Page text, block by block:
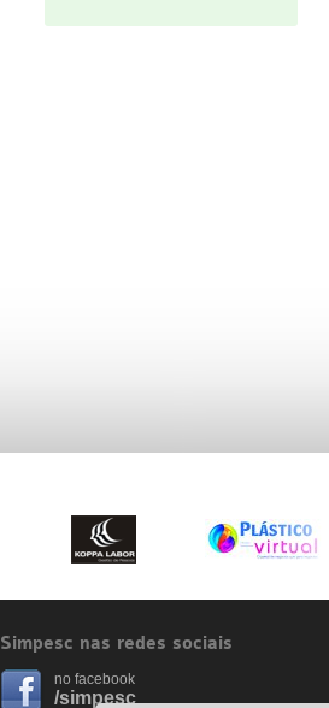
Simpesc nas redes sociais
no facebook
/simpesc